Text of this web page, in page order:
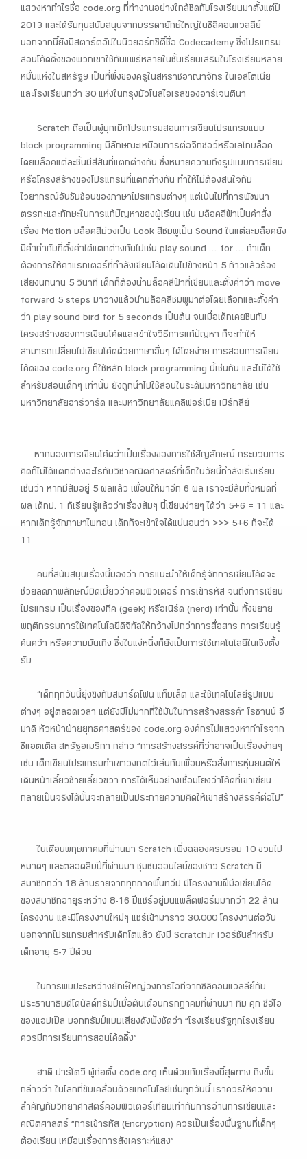
แสวงหากำไรชื่อ code.org ที่ทำงานอย่างใกล้ชิดกับโรงเรียนมาตั้งแต่ปี
2013 และได้รับทุนสนับสนุนจากบรรดายักษ์ใหญ่ในซิลิคอนแวลลีย์
นอกจากนี้ยังมีสตาร์ตอัปในนิวยอร์กซิตี้ชื่อ Codecademy ซึ่งโปรแกรม
สอนโค้ดดิ้งของพวกเขาใช้กันแพร่หลายในชั้นเรียนเสริมในโรงเรียนหลาย
หมื่นแห่งในสหรัฐฯ เป็นที่พึ่งของครูในสหราชอาณาจักร ในเอสโตเนีย
และโรงเรียนกว่า 30 แห่งในกรุงบัวโนสไอเรสของอาร์เจนตินา
Scratch ถือเป็นผู้บุกเบิกโปรแกรมสอนการเขียนโปรแกรมแบบ
block programming มีลักษณะเหมือนการต่อจิกซอว์หรือเลโกบล็อค
โดยบล็อคแต่ละชิ้นมีสีสันที่แตกต่างกัน ซึ่งหมายความถึงรูปแบบการเขียน
หรือโครงสร้างของโปรแกรมที่แตกต่างกัน ทำให้ไม่ต้องสนใจกับ
ไวยากรณ์อันซับซ้อนของภาษาโปรแกรมต่างๆ แต่เน้นไปที่การพัฒนา
ตรรกะและทักษะในการแก้ปัญหาของผู้เรียน เช่น บล็อคสีฟ้าเป็นคำสั่ง
เรื่อง Motion บล็อคสีม่วงเป็น Look สีชมพูเป็น Sound ในแต่ละบล็อคยัง
มีคำกำกับที่ตั้งค่าได้แตกต่างกันไปเช่น play sound … for … ถ้าเด็ก
ต้องการให้คาแรกเตอร์ที่กำลังเขียนโค้ดเดินไปข้างหน้า 5 ก้าวแล้วร้อง
เสียงนกนาน 5 วินาที เด็กก็ต้องนำบล็อคสีฟ้าที่เขียนและตั้งค่าว่า move
forward 5 steps มาวางแล้วนำบล็อคสีชมพูมาต่อโดยเลือกและตั้งค่า
ว่า play sound bird for 5 seconds เป็นต้น จนเมื่อเด็กเคยชินกับ
โครงสร้างของการเขียนโค้ดและเข้าใจวิธีการแก้ปัญหา ก็จะทำให้
สามารถเปลี่ยนไปเขียนโค้ดด้วยภาษาอื่นๆ ได้โดยง่าย การสอนการเขียน
โค้ดของ code.org ก็ใช้หลัก block programming นี้เช่นกัน และไม่ได้ใช้
สำหรับสอนเด็กๆ เท่านั้น ยังถูกนำไปใช้สอนในระดับมหาวิทยาลัย เช่น
มหาวิทยาลัยฮาร์วาร์ด และมหาวิทยาลัยแคลิฟอร์เนีย เบิร์กลีย์
หากมองการเขียนโค้ดว่าเป็นเรื่องของการใช้สัญลักษณ์ กระบวนการ
คิดก็ไม่ได้แตกต่างอะไรกับวิชาคณิตศาสตร์ที่เด็กในวัยนี้กำลังเริ่มเรียน
เช่นว่า หากมีส้มอยู่ 5 ผลแล้ว เพื่อนให้มาอีก 6 ผล เราจะมีส้มทั้งหมดกี่
ผล เด็กป. 1 ก็เรียนรู้แล้วว่าเรื่องส้มๆ นี้เขียนง่ายๆ ได้ว่า 5+6 = 11 และ
หากเด็กรู้จักภาษาไพทอน เด็กก็จะเข้าใจได้แน่นอนว่า >>> 5+6 ก็จะได้
11
คนที่สนับสนุนเรื่องนี้มองว่า การแนะนำให้เด็กรู้จักการเขียนโค้ดจะ
ช่วยลดภาพลักษณ์บิดเบี้ยวว่าคอมพิวเตอร์ การเข้ารหัส จนถึงการเขียน
โปรแกรม เป็นเรื่องของกีค (geek) หรือเนิร์ด (nerd) เท่านั้น ทั้งขยาย
พฤติกรรมการใช้เทคโนโลยีดิจิทัลให้กว้างไปกว่าการสื่อสาร การเรียนรู้
ค้นคว้า หรือความบันเทิง ซึ่งในแง่หนึ่งก็ยังเป็นการใช้เทคโนโลยีในเชิงตั้ง
รับ
“เด็กทุกวันนี้ยุ่งขิงกับสมาร์ตโฟน แท็บเล็ต และใช้เทคโนโลยีรูปแบบ
ต่างๆ อยู่ตลอดเวลา แต่ยังมีไม่มากที่ใช้มันในการสร้างสรรค์” โรซานน์ อี
มาดิ หัวหน้าฝ่ายยุทธศาสตร์ของ code.org องค์กรไม่แสวงหากำไรจาก
ซีแอตเติล สหรัฐอเมริกา กล่าว “การสร้างสรรค์ที่ว่าอาจเป็นเรื่องง่ายๆ
เช่น เด็กเขียนโปรแกรมทำเขาวงกตไว้เล่นกับเพื่อนหรือสั่งการหุ่นยนต์ให้
เดินหน้าเลี้ยวซ้ายเลี้ยวขวา การได้เห็นอย่างเชื่อมโยงว่าโค้ดที่เขาเขียน
กลายเป็นจริงได้นั้นจะกลายเป็นประกายความคิดให้เขาสร้างสรรค์ต่อไป”
ในเดือนพฤษภาคมที่ผ่านมา Scratch เพิ่งฉลองครบรอบ 10 ขวบไป
หมาดๆ และตลอดสิบปีที่ผ่านมา ชุมชนออนไลน์ของชาว Scratch มี
สมาชิกกว่า 18 ล้านรายจากทุกภาคพื้นทวีป มีโครงงานฝีมือเขียนโค้ด
ของสมาชิกอายุระหว่าง 8-16 ปีแชร์อยู่บนแพล็ตฟอร์มมากว่า 22 ล้าน
โครงงาน และมีโครงงานใหม่ๆ แชร์เข้ามาราว 30,000 โครงงานต่อวัน
นอกจากโปรแกรมสำหรับเด็กโตแล้ว ยังมี ScratchJr เวอร์ชันสำหรับ
เด็กอายุ 5-7 ปีด้วย
ในการพบปะระหว่างยักษ์ใหญ่วงการไอทีจากซิลิคอนแวลลีย์กับ
ประธานาธิบดีโดนัลด์ทรัมป์เมื่อต้นเดือนกรกฎาคมที่ผ่านมา ทิม คุก ซีอีโอ
ของแอปเปิล บอกทรัมป์แบบเสียงดังฟังชัดว่า “โรงเรียนรัฐทุกโรงเรียน
ควรมีการเรียนการสอนโค้ดดิ้ง”
ฮาดิ ปาร์โตวี ผู้ก่อตั้ง code.org เห็นด้วยกับเรื่องนี้สุดทาง ถึงขั้น
กล่าวว่า ในโลกที่ขับเคลื่อนด้วยเทคโนโลยีเช่นทุกวันนี้ เราควรให้ความ
สำคัญกับวิทยาศาสตร์คอมพิวเตอร์เทียบเท่ากับการอ่านการเขียนและ
คณิตศาสตร์ “การเข้ารหัส (Encryption) ควรเป็นเรื่องพื้นฐานที่เด็กๆ
ต้องเรียน เหมือนเรื่องการสังเคราะห์แสง”